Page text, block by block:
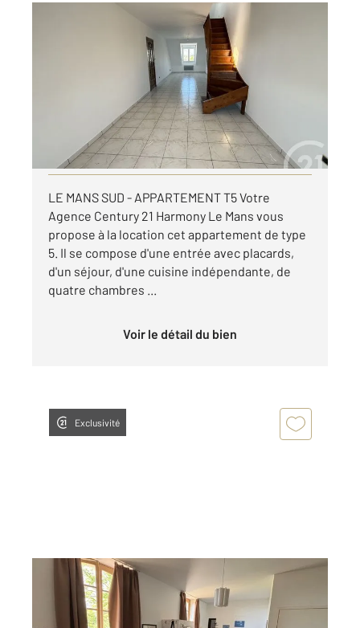
, 5 pièces
Appartement T4 à louer
751 €
par mois charges comprises
Visiter le site dédié
LE MANS SUD - APPARTEMENT T5 Votre
Agence Century 21 Harmony Le Mans vous
propose à la location cet appartement de type
5. Il se compose d'une entrée avec placards,
d'un séjour, d'une cuisine indépendante, de
quatre chambres ...
Voir le détail du bien
Exclusivité
LE MANS 72
22,51 m2, 1 pièce
Ref : 44444